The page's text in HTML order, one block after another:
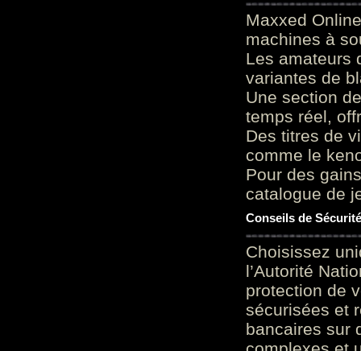
Maxxed
machines à
Les amateurs
variantes de
Une section
temps réel,
Des titres de
comme le
Pour des
catalogue de
Conseils de
Choisissez
l’Autorité
protection de
sécurisées et
bancaires sur